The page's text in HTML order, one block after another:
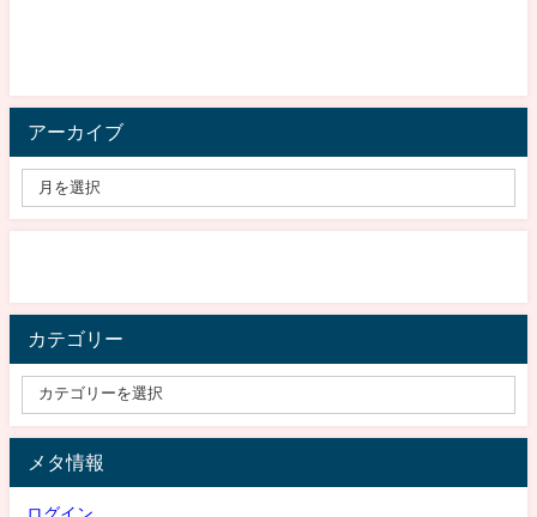
アーカイブ
カテゴリー
メタ情報
ログイン